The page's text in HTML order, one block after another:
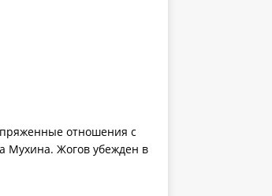
отношения с
Мухина. Жогов убежден в